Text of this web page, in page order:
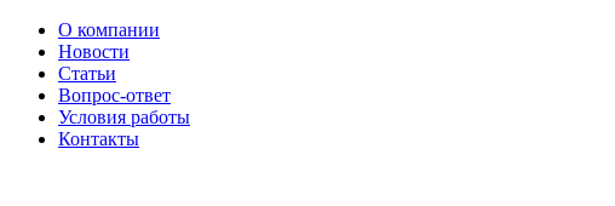
О компании
Новости
Статьи
Вопрос-ответ
Условия работы
Контакты